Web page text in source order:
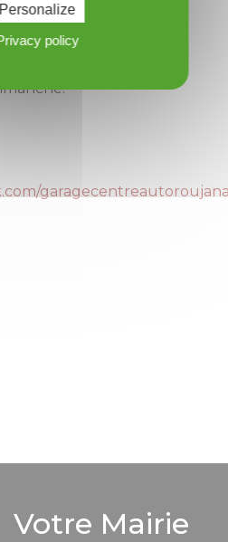
9h à 18h30.
Votre Mairie
Personalize
policy